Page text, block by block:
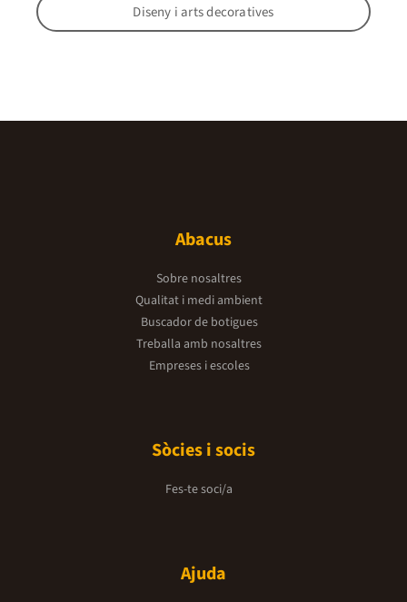
Diseny i arts decoratives
Abacus
Sobre nosaltres
Qualitat i medi ambient
Buscador de botigues
Treballa amb nosaltres
Empreses i escoles
Sòcies i socis
Fes-te soci/a
Ajuda